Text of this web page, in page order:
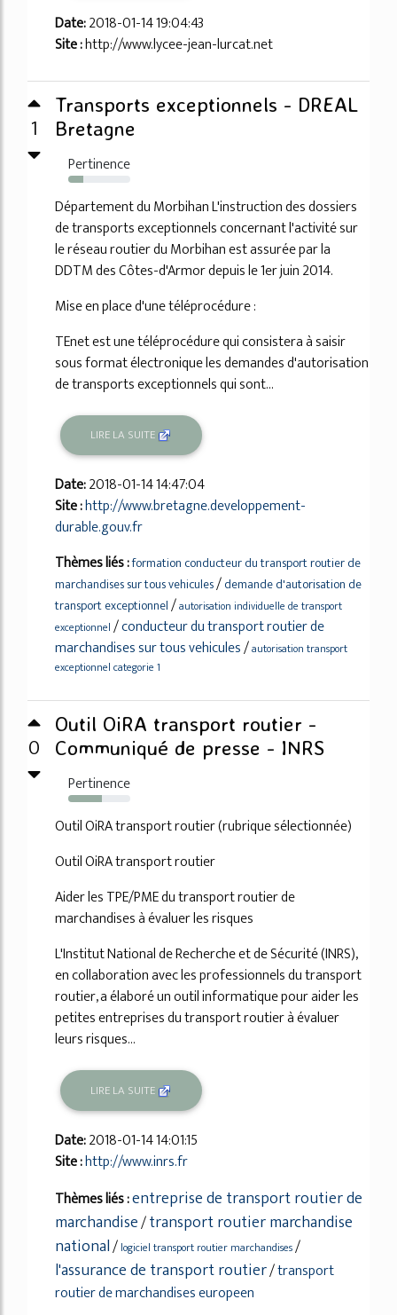
Date:2018-01-14 19:04:43
Site :http://www.lycee-jean-lurcat.net
1
Transports exceptionnels - DREAL
Bretagne
Pertinence
24%
Département du Morbihan L'instruction des dossiers
de transports exceptionnels concernant l'activité sur
le réseau routier du Morbihan est assurée par la
DDTM des Côtes-d'Armor depuis le 1er juin 2014.
Mise en place d'une téléprocédure :
TEnet est une téléprocédure qui consistera à saisir
sous format électronique les demandes d'autorisation
de transports exceptionnels qui sont...
LIRE LA SUITE
Date:2018-01-14 14:47:04
Site :http://www.bretagne.developpement-
durable.gouv.fr
Thèmes liés :formation conducteur du transport routier de
marchandises sur tous vehicules/demande d'autorisation de
transport exceptionnel/autorisation individuelle de transport
exceptionnel /conducteur du transport routier de
marchandises sur tous vehicules/autorisation transport
exceptionnel categorie 1
0
Outil OiRA transport routier -
Communiqué de presse - INRS
Pertinence
54%
Outil OiRA transport routier (rubrique sélectionnée)
Outil OiRA transport routier
Aider les TPE/PME du transport routier de
marchandises à évaluer les risques
L'Institut National de Recherche et de Sécurité (INRS),
en collaboration avec les professionnels du transport
routier, a élaboré un outil informatique pour aider les
petites entreprises du transport routier à évaluer
leurs risques...
LIRE LA SUITE
Date:2018-01-14 14:01:15
Site :http://www.inrs.fr
Thèmes liés :entreprise de transport routier de
marchandise/transport routier marchandise
national/ logiciel transport routier marchandises/
l'assurance de transport routier/transport
routier de marchandises europeen